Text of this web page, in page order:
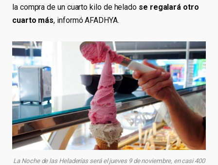
la compra de un cuarto kilo de helado se regalará otro
cuarto más, informó AFADHYA.
La Noche de las Heladerías será el jueves 9 de noviembre, en casi 400